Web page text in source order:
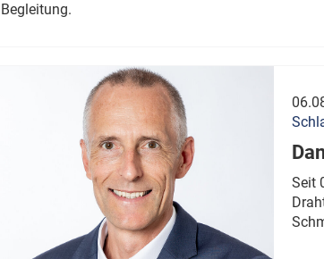
Begleitung.
Seit